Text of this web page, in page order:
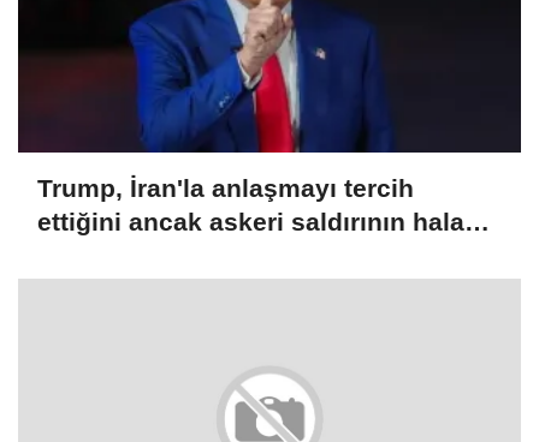
Trump, İran'la anlaşmayı tercih
ettiğini ancak askeri saldırının hala